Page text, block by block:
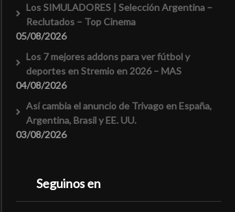
Los SIMULADORES | Selección Argentina –
Reclutados – Top Cinema
05/08/2026
Los 7 mejores addons para ver fútbol y
deportes en Stremio en 2026 – MAS
04/08/2026
Así cambia el anuncio de Trivago en España,
Argentina, Brasil y EE. UU.
03/08/2026
Seguinos en